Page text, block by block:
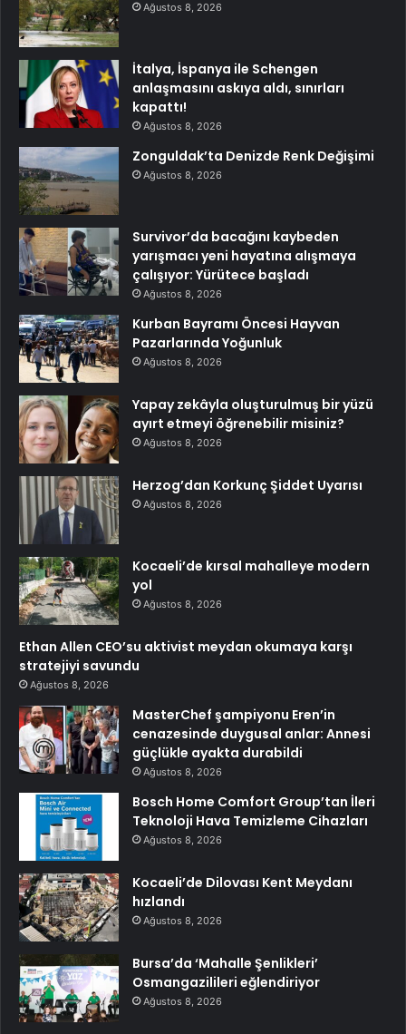
Ağustos 8, 2026
İtalya, İspanya ile Schengen
anlaşmasını askıya aldı, sınırları
kapattı!
Ağustos 8, 2026
Zonguldak’ta Denizde Renk Değişimi
Ağustos 8, 2026
Survivor’da bacağını kaybeden
yarışmacı yeni hayatına alışmaya
çalışıyor: Yürütece başladı
Ağustos 8, 2026
Kurban Bayramı Öncesi Hayvan
Pazarlarında Yoğunluk
Ağustos 8, 2026
Yapay zekâyla oluşturulmuş bir yüzü
ayırt etmeyi öğrenebilir misiniz?
Ağustos 8, 2026
Herzog’dan Korkunç Şiddet Uyarısı
Ağustos 8, 2026
Kocaeli’de kırsal mahalleye modern
yol
Ağustos 8, 2026
Ethan Allen CEO’su aktivist meydan okumaya karşı
stratejiyi savundu
Ağustos 8, 2026
MasterChef şampiyonu Eren’in
cenazesinde duygusal anlar: Annesi
güçlükle ayakta durabildi
Ağustos 8, 2026
Bosch Home Comfort Group’tan İleri
Teknoloji Hava Temizleme Cihazları
Ağustos 8, 2026
Kocaeli’de Dilovası Kent Meydanı
hızlandı
Ağustos 8, 2026
Bursa’da ‘Mahalle Şenlikleri’
Osmangazilileri eğlendiriyor
Ağustos 8, 2026